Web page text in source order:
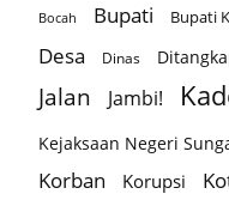
Bocah Bupati Bupati
Desa Dinas
Jalan Jambi!
Kejaksaan Negeri
Korban Korupsi